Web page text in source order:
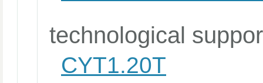
technological
CYT1.20T